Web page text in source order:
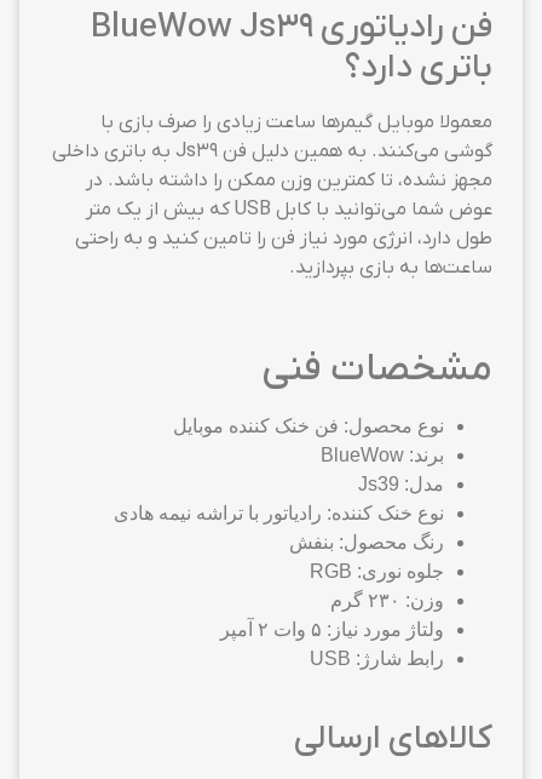
فن رادیاتوری BlueWow Js39
باتری دارد؟
معمولا موبایل گیمرها ساعت زیادی را صرف بازی با
گوشی می‌کنند. به همین دلیل فن Js39 به باتری داخلی
مجهز نشده، تا کمترین وزن ممکن را داشته باشد. در
عوض شما می‌توانید با کابل USB که بیش از یک متر
طول دارد، انرژی مورد نیاز فن را تامین کنید و به راحتی
ساعت‌ها به بازی بپردازید.
مشخصات فنی
نوع محصول: فن خنک کننده موبایل
برند: BlueWow
مدل: Js39
نوع خنک کننده: رادیاتور با تراشه نیمه هادی
رنگ محصول: بنفش
جلوه نوری: RGB
وزن: ۲۳۰ گرم
ولتاژ مورد نیاز: ۵ وات ۲ آمپر
رابط شارژ: USB
کالاهای ارسالی